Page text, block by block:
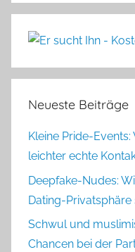
Neueste Beiträge
Kleine Pride-
leichter echte
Deepfake-Nudes:
Dating-
Schwul und
Chancen bei der